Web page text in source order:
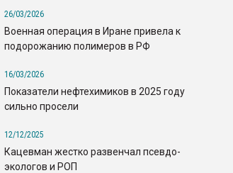
26/03/2026
Военная операция в Иране привела к
подорожанию полимеров в РФ
16/03/2026
Показатели нефтехимиков в 2025 году
сильно просели
12/12/2025
Кацевман жестко развенчал псевдо-
экологов и РОП